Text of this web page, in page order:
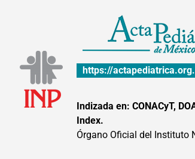
https://
Indizada en: CONACyT,
Index.
Órgano Oficial del Instituto